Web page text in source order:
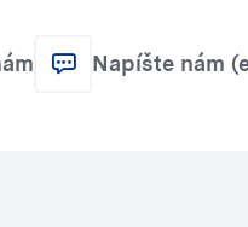
Napíšte nám